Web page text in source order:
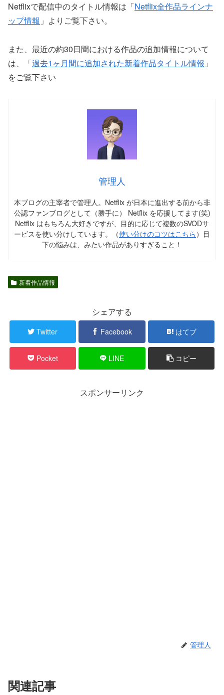
Netflixで配信中のタイトル情報は「Netflix全作品ラインナ
ップ情報 」よりご覧下さい。
また、最近の約30日間における作品の追加情報について
は、「過去1ヶ月間に追加された新着作品タイトル情報 」
をご覧下さい
管理人
本ブログの主宰者で管理人。Netflix が日本に進出する前から非
公認ファンブログとして（勝手に） Netflix を応援してます(笑)
Netflix はもちろん大好きですが、目的に応じて複数のSVODサ
ービスを使い分けしています。（使い分けのコツはこちら ）目
下の悩みは、みたい作品がありすぎること！
新着作品情報
シェアする
Twitter Facebook はてブ
Pocket LINE コピー
スポンサーリンク
管理人
関連記事